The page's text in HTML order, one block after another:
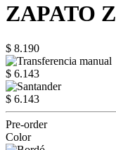
ZAPATO
$ 8.190
$ 6.143
$ 6.143
Pre-order
Color